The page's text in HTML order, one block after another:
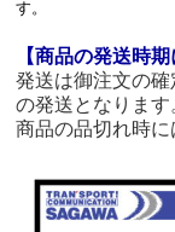
す。
【商品の発送時
発送は御注文の
の発送となります
商品の品切れ時に